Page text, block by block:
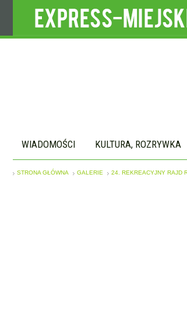
WIADOMOŚCI KULTURA, ROZRYWKA
STRONA GŁÓWNA GALERIE 24. REKREACYJNY RAJD